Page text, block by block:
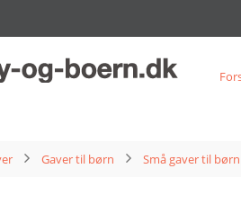
Gaver til børn Små gaver til børn